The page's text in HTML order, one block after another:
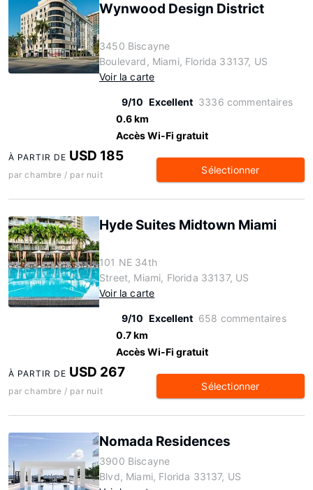
Wynwood Design District
3450 Biscayne
Boulevard, Miami, Florida 33137, US
Voir la carte
9/10 Excellent 3336 commentaires
0.6 km
Accès Wi-Fi gratuit
À PARTIR DE USD 185
par chambre / par nuit Sélectionner
Hyde Suites Midtown Miami
101 NE 34th
Street, Miami, Florida 33137, US
Voir la carte
9/10 Excellent 658 commentaires
0.7 km
Accès Wi-Fi gratuit
À PARTIR DE USD 267
par chambre / par nuit Sélectionner
Nomada Residences
3900 Biscayne
Blvd, Miami, Florida 33137, US